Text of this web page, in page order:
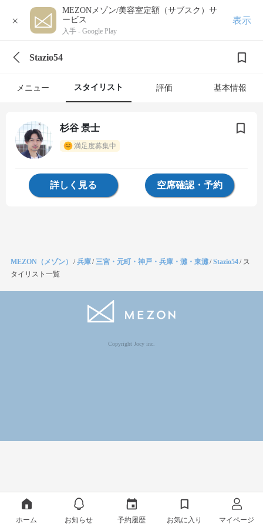
×
MEZONメゾン/美容室定額（サブスク）サ
ービス
入手 - Google Play
表示
Stazio54
メニュー スタイリスト 評価 基本情報
杉谷 景士
満足度募集中
詳しく見る 空席確認・予約
MEZON（メゾン） /兵庫/三宮・元町・神戸・兵庫・灘・東灘/Stazio54/ ス
タイリスト一覧
Copyright Jocy inc.
ホーム お知らせ 予約履歴 お気に入り マイページ